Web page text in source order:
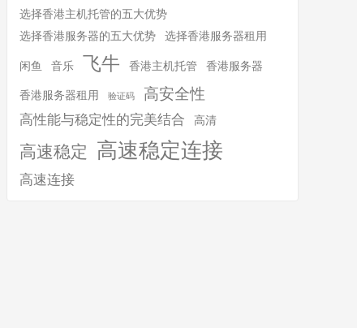
选择香港主机托管的五大优势
选择香港服务器的五大优势 选择香港服务器租用
闲鱼
音乐 飞牛 香港主机托管 香港服务器
香港服务器租用
验证码 高安全性
高性能与稳定性的完美结合 高清
高速稳定 高速稳定连接
高速连接